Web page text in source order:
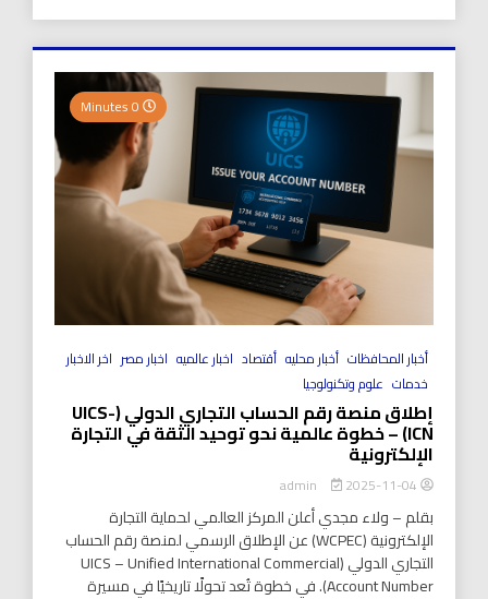
أخبار المحافظات أخبار محليه أقتصاد اخبار عالميه اخبار مصر اخر الاخبار
خدمات علوم وتكنولوجيا
إطلاق منصة رقم الحساب التجاري الدولي (UICS-
ICN) – خطوة عالمية نحو توحيد الثقة في التجارة
الإلكترونية
2025-11-04
بقلم – ولاء مجدي أعلن المركز العالمي لحماية التجارة
الإلكترونية (WCPEC) عن الإطلاق الرسمي لمنصة رقم الحساب
التجاري الدولي (UICS – Unified International Commercial
Account Number). في خطوة تُعد تحولًا تاريخيًا في مسيرة